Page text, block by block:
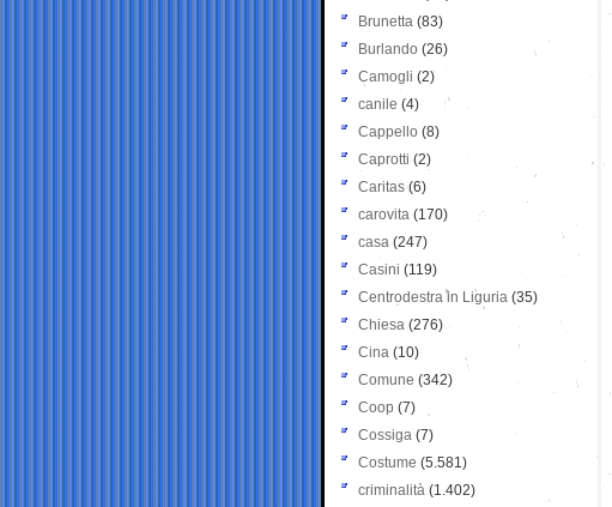
Brunetta (83)
Burlando (26)
Camogli (2)
canile (4)
Cappello (8)
Caprotti (2)
Caritas (6)
carovita (170)
casa (247)
Casini (119)
Centrodestra in Liguria (35)
Chiesa (276)
Cina (10)
Comune (342)
Coop (7)
Cossiga (7)
Costume (5.581)
criminalità (1.402)